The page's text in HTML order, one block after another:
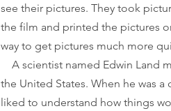
see their pictures. They took
the film and printed the pictures
way to get pictures much more
A scientist named Edwin Land
the United States. When he was
liked to understand how things